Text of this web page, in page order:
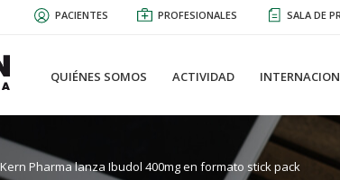
PACIENTES PROFESIONALES SALA DE
QUIÉNES SOMOS ACTIVIDAD
Kern Pharma lanza Ibudol 400mg en formato stick pack